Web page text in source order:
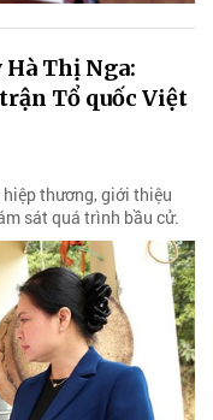
Thị Nga:
Tổ quốc Việt
thương, giới thiệu
sát quá trình bầu cử.